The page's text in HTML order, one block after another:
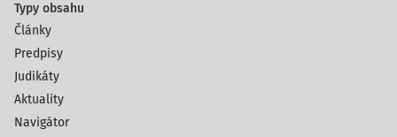
Typy obsahu
Články
Predpisy
Judikáty
Aktuality
Navigátor